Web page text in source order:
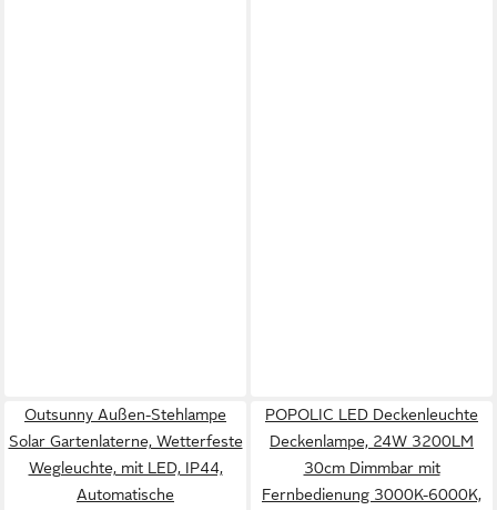
Outsunny Außen-Stehlampe
Solar Gartenlaterne, Wetterfeste
Wegleuchte, mit LED, IP44,
Automatische
POPOLIC LED Deckenleuchte
Deckenlampe, 24W 3200LM
30cm Dimmbar mit
Fernbedienung 3000K-6000K,